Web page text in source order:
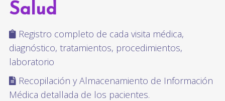
Salud
Registro completo de cada visita médica,
diagnóstico, tratamientos, procedimientos,
laboratorio
Recopilación y Almacenamiento de Información
Médica detallada de los pacientes.